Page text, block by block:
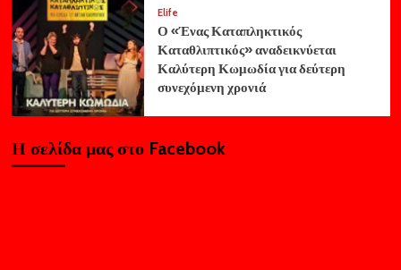
Elife
Ο «Ένας Καταπληκτικός
Καταθλιπτικός» αναδεικνύεται
Καλύτερη Κωμωδία για δεύτερη
συνεχόμενη χρονιά
Η σελίδα μας στο Facebook